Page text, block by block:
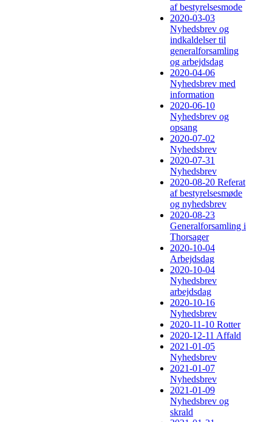
af bestyrelsesmode
2020-03-03
Nyhedsbrev og
indkaldelser til
generalforsamling
og arbejdsdag
2020-04-06
Nyhedsbrev med
information
2020-06-10
Nyhedsbrev og
opsang
2020-07-02
Nyhedsbrev
2020-07-31
Nyhedsbrev
2020-08-20 Referat
af bestyrelsesmøde
og nyhedsbrev
2020-08-23
Generalforsamling i
Thorsager
2020-10-04
Arbejdsdag
2020-10-04
Nyhedsbrev
arbejdsdag
2020-10-16
Nyhedsbrev
2020-11-10 Rotter
2020-12-11 Affald
2021-01-05
Nyhedsbrev
2021-01-07
Nyhedsbrev
2021-01-09
Nyhedsbrev og
skrald